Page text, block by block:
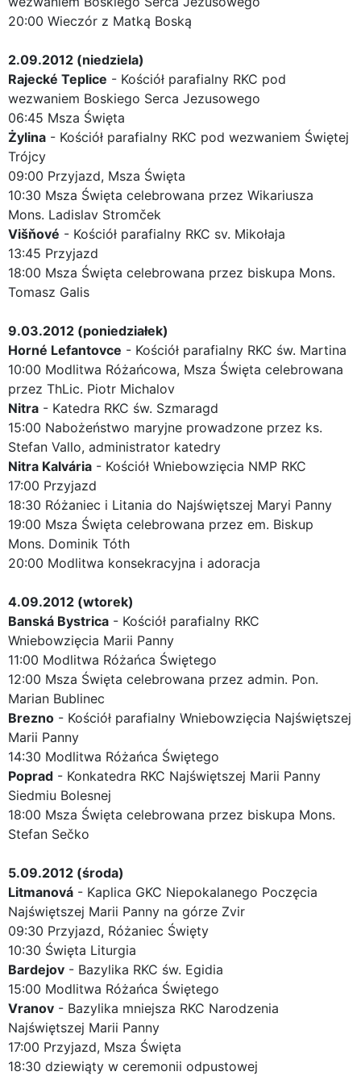
20:00 Wieczór z Matką Boską
2.09.2012 (niedziela)
Rajecké Teplice - Kościół parafialny RKC pod
wezwaniem Boskiego Serca Jezusowego
06:45 Msza Święta
Żylina - Kościół parafialny RKC pod wezwaniem Świętej
Trójcy
09:00 Przyjazd, Msza Święta
10:30 Msza Święta celebrowana przez Wikariusza
Mons. Ladislav Stromček
Višňové - Kościół parafialny RKC sv. Mikołaja
13:45 Przyjazd
18:00 Msza Święta celebrowana przez biskupa Mons.
Tomasz Galis
9.03.2012 (poniedziałek)
Horné Lefantovce - Kościół parafialny RKC św. Martina
10:00 Modlitwa Różańcowa, Msza Święta celebrowana
przez ThLic. Piotr Michalov
Nitra - Katedra RKC św. Szmaragd
15:00 Nabożeństwo maryjne prowadzone przez ks.
Stefan Vallo, administrator katedry
Nitra Kalvária - Kościół Wniebowzięcia NMP RKC
17:00 Przyjazd
18:30 Różaniec i Litania do Najświętszej Maryi Panny
19:00 Msza Święta celebrowana przez em. Biskup
Mons. Dominik Tóth
20:00 Modlitwa konsekracyjna i adoracja
4.09.2012 (wtorek)
Banská Bystrica - Kościół parafialny RKC
Wniebowzięcia Marii Panny
11:00 Modlitwa Różańca Świętego
12:00 Msza Święta celebrowana przez admin. Pon.
Marian Bublinec
Brezno - Kościół parafialny Wniebowzięcia Najświętszej
Marii Panny
14:30 Modlitwa Różańca Świętego
Poprad - Konkatedra RKC Najświętszej Marii Panny
Siedmiu Bolesnej
18:00 Msza Święta celebrowana przez biskupa Mons.
Stefan Sečko
5.09.2012 (środa)
Litmanová - Kaplica GKC Niepokalanego Poczęcia
Najświętszej Marii Panny na górze Zvir
09:30 Przyjazd, Różaniec Święty
10:30 Święta Liturgia
Bardejov - Bazylika RKC św. Egidia
15:00 Modlitwa Różańca Świętego
Vranov - Bazylika mniejsza RKC Narodzenia
Najświętszej Marii Panny
17:00 Przyjazd, Msza Święta
18:30 dziewiąty w ceremonii odpustowej